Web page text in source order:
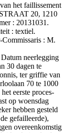
het faillissement
20, 1210
: 20131031.
: textiel.
: M.
neerlegging
30 dagen te
ter griffie van
70 te 1000
eerste proces-
op woensdag
hebben gesteld
gefailleerde),
overeenkomstig